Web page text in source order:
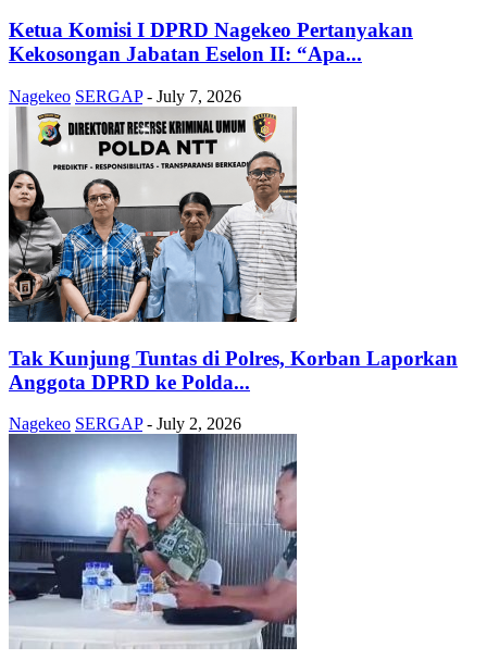
Ketua Komisi I DPRD Nagekeo Pertanyakan
Kekosongan Jabatan Eselon II: “Apa...
Nagekeo SERGAP - July 7, 2026
Tak Kunjung Tuntas di Polres, Korban Laporkan
Anggota DPRD ke Polda...
Nagekeo SERGAP - July 2, 2026